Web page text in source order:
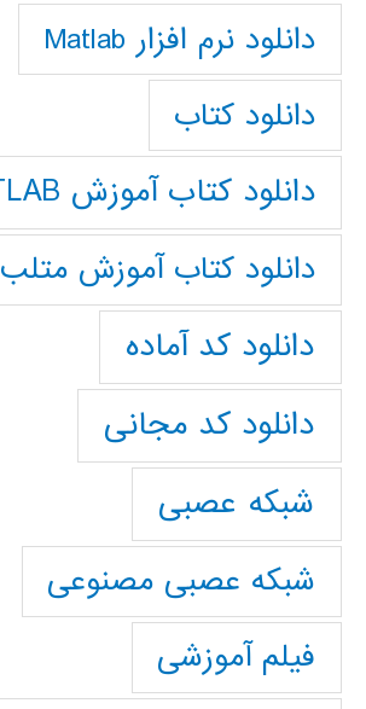
دانلود نرم افزار Matlab
دانلود کتاب
دانلود کتاب آموزش MATLAB
دانلود کتاب آموزش متلب
دانلود کد آماده
دانلود کد مجانی
شبکه عصبی
شبکه عصبی مصنوعی
فیلم آموزشی